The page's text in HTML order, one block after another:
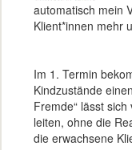
automatisch mein
Klient*innen mehr
Im 1. Termin
Kindzustände
Fremde“ lässt
leiten, ohne die
die erwachsene